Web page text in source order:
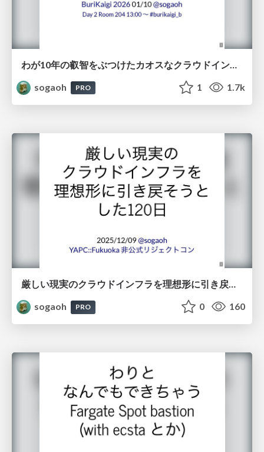
わが10年の叡智をぶつけたカオスなクラウドインフラが、なくなるということ。
sogaoh
PRO 1 1.7k
厳しい現実のクラウドインフラを理想形に引き戻そうとした120日 | sogaoh's session @ YAPC::Fukuoka 非公式リジェクトコン
sogaoh
PRO 0 160